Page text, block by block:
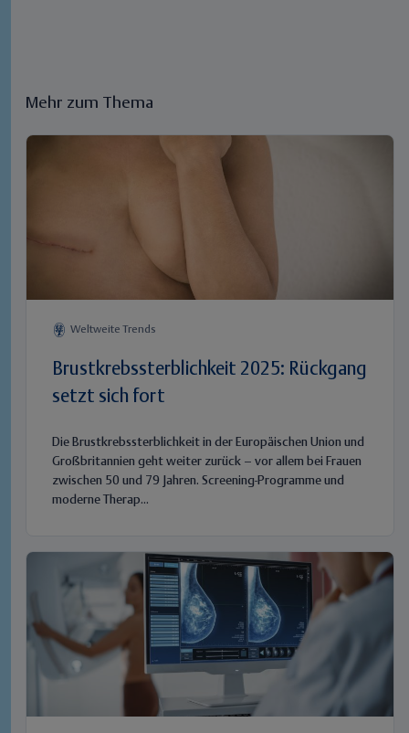
Mehr zum Thema
Weltweite Trends
Brustkrebssterblichkeit 2025: Rückgang
setzt sich fort
Die Brustkrebssterblichkeit in der Europäischen Union und
Großbritannien geht weiter zurück – vor allem bei Frauen
zwischen 50 und 79 Jahren. Screening-Programme und
moderne Therap...